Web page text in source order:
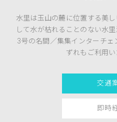
水里は玉山の麓に位置する美
して水が枯れることのない水
3号の名間／集集インターチ
ずれもご利用い
交通
即時